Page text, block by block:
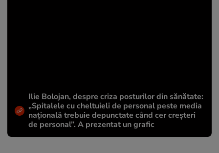
Ilie Bolojan, despre criza posturilor din sănătate:
„Spitalele cu cheltuieli de personal peste media
națională trebuie depunctate când cer creșteri
de personal”. A prezentat un grafic